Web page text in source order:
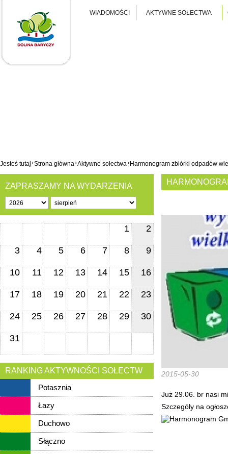
WIADOMOŚCI AKTYWNE SOŁECTWA
Jesteś tutaj›Strona główna›Aktywne sołectwa›Harmonogram zbiórki odpadów
ZAPRASZAMY NA WYDARZENIA
1 2
3 4 5 6 7 8 9
10 11 12 13 14 15 16
17 18 19 20 21 22 23
24 25 26 27 28 29 30
31
RANKING AKTYWNOŚCI SOŁECTW
Potasznia
Łazy
Duchowo
Słączno
2015-05-30
Już 29.06. br nasi
Szczegóły na